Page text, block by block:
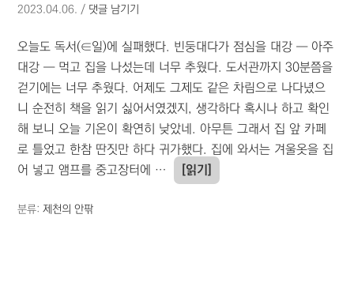
2023.04.06. / 댓글 남기기
오늘도 독서(∈일)에 실패했다. 빈둥대다가 점심을 대강 ― 아주
대강 ― 먹고 집을 나섰는데 너무 추웠다. 도서관까지 30분쯤을
걷기에는 너무 추웠다. 어제도 그제도 같은 차림으로 나다녔으
니 순전히 책을 읽기 싫어서였겠지, 생각하다 혹시나 하고 확인
해 보니 오늘 기온이 확연히 낮았네. 아무튼 그래서 집 앞 카페
로 틀었고 한참 딴짓만 하다 귀가했다. 집에 와서는 겨울옷을 집
어 넣고 앰프를 중고장터에 …
[읽기]
분류:제천의 안팎